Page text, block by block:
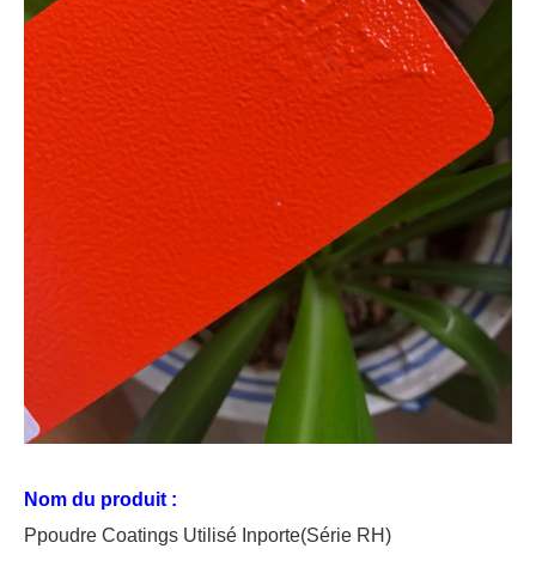
Nom du produit :
Ppoudre Coatings Utilisé Inporte(Série RH)